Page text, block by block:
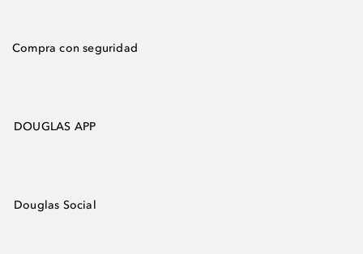
Compra con seguridad
DOUGLAS APP
Douglas Social